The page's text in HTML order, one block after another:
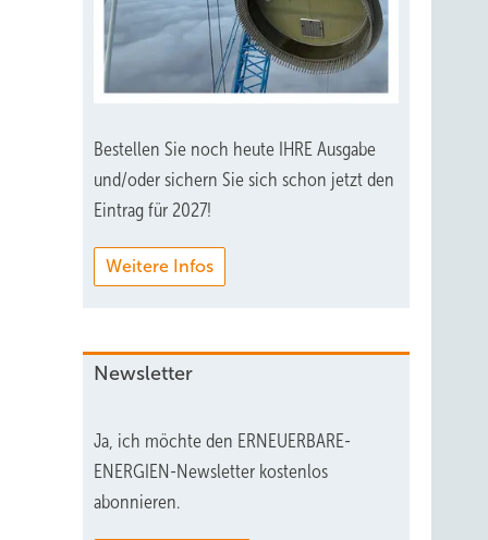
Bestellen Sie noch heute IHRE Ausgabe
und/oder sichern Sie sich schon jetzt den
Eintrag für 2027!
Weitere Infos
Newsletter
Ja, ich möchte den ERNEUERBARE-
ENERGIEN-Newsletter kostenlos
abonnieren.